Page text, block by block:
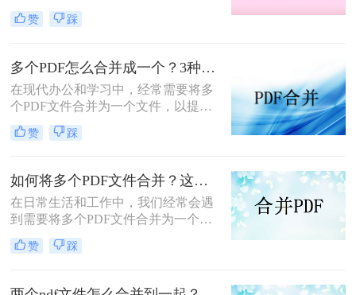
分享、存储和管理。那么怎么合并pdf
呢？本文将介绍四种合并PDF的方
任务。
赞 踩
多个PDF怎么合并成一个？3种方法，1分钟全搞定！！
在现代办公和学习中，经常需要将多
个PDF文件合并为一个文件，以提高
文档管理的便利性和效率。那么多个
pdf怎么合并成一个pdf呢？本文将介
赞 踩
如何将多个PDF文件合并？这两个高效方法帮你解决！
在日常生活和工作中，我们经常会遇
到需要将多个PDF文件合并为一个的
情况，以便于查阅、分享或存档。那
么如何将多个PDF文件合并呢？本文
赞 踩